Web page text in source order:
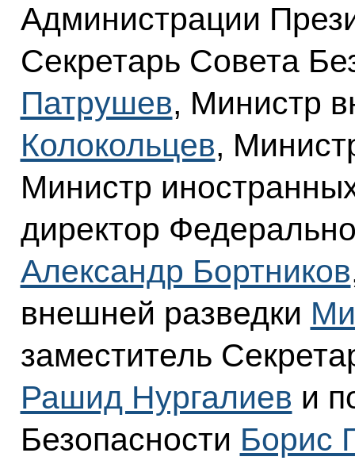
Администрации
Секретарь Совета
Патрушев, Министр
Колокольцев,
Министр
директор
Александр Бортников
внешней разведки
заместитель
Рашид Нургалиев и
Безопасности Борис